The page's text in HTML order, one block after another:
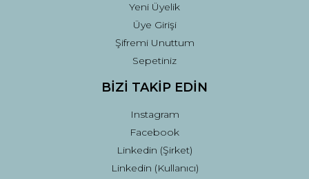
Yeni Üyelik
Üye Girişi
Şifremi Unuttum
Sepetiniz
BİZİ TAKİP EDİN
Instagram
Facebook
Linkedin (Şirket)
Linkedin (Kullanıcı)